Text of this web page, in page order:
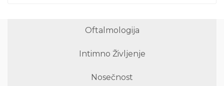
Oftalmologija
Intimno Življenje
Nosečnost